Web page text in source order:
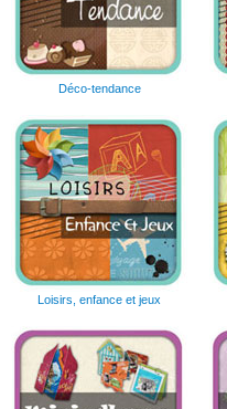
Déco-tendance
Loisirs, enfance et jeux